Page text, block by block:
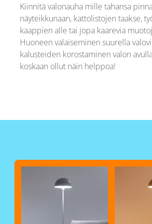
Kiinnitä valonauha mille tahansa
näyteikkunaan, kattolistojen taakse,
kaappien alle tai jopa kaarevia
Huoneen valaiseminen suurella
kalusteiden korostaminen valon
koskaan ollut näin helppoa!